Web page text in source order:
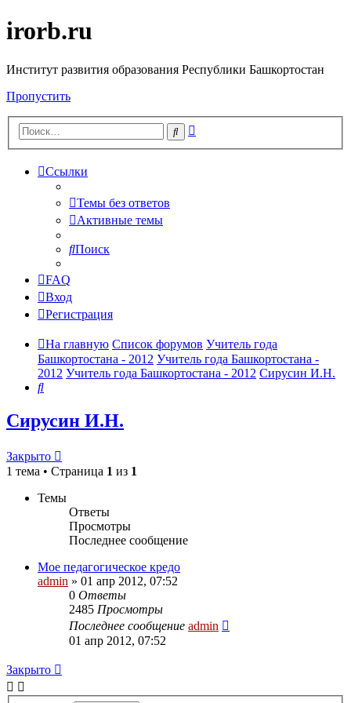
irorb.ru
Институт развития образования Республики Башкортостан
Пропустить
Поиск
Ссылки
Темы без ответов
Активные темы
Поиск
FAQ
Вход
Регистрация
На главную Список форумов Учитель года
Башкортостана - 2012 Учитель года Башкортостана -
2012 Учитель года Башкортостана - 2012 Сирусин И.Н.
Поиск
Сирусин И.Н.
Закрыто
1 тема • Страница 1 из 1
Темы
Ответы
Просмотры
Последнее сообщение
Мое педагогическое кредо
admin » 01 апр 2012, 07:52
0 Ответы
2485 Просмотры
Последнее сообщение admin
01 апр 2012, 07:52
Закрыто